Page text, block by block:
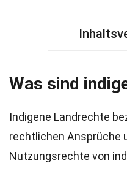
Was sind
Indigene Landrechte
rechtlichen Ansprüche
Nutzungsrechte von